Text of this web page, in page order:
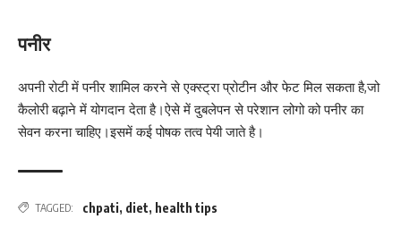
पनीर
अपनी रोटी में पनीर शामिल करने से एक्स्ट्रा प्रोटीन और फेट मिल सकता है,जो
कैलोरी बढ़ाने में योगदान देता है।ऐसे में दुबलेपन से परेशान लोगो को पनीर का
सेवन करना चाहिए।इसमें कई पोषक तत्व पेयी जाते है।
TAGGED: chpati, diet, health tips